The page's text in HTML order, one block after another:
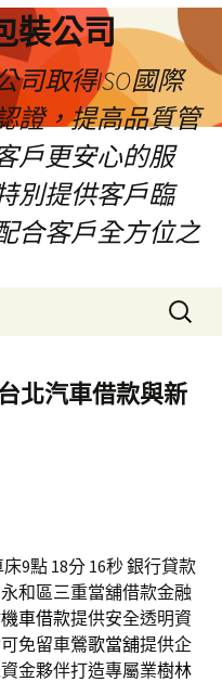
裝公司
司取得ISO國際
證，提高品質管
戶更安心的服
別提供客戶臨
合客戶全方位之
搜
尋
鍵
字:
北汽車借款與新
9點 18分 16秒銀行貸款
和區三重當舖借款金融
車借款提供安全透明資
免留車鶯歌當舖提供企
金夥伴打造專屬業樹林